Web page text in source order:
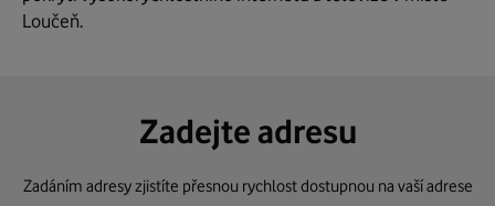
Loučeň.
Zadejte adresu
Zadáním adresy zjistíte přesnou rychlost dostupnou na vaší adrese